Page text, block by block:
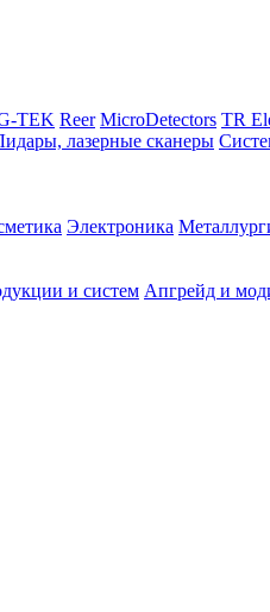
TEK Reer MicroDetectors TR
лазерные сканеры
Электроника
и систем Апгрейд и